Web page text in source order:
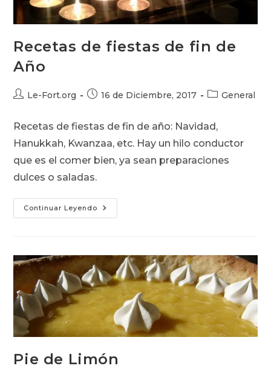
Recetas de fiestas de fin de
Año
Autor
entrada:
Le-Fort.org
Publicación
entrada:
16 de Diciembre, 2017
Categoría
entrada:
General
Recetas de fiestas de fin de año: Navidad,
Hanukkah, Kwanzaa, etc. Hay un hilo conductor
que es el comer bien, ya sean preparaciones
dulces o saladas.
Continuar Leyendo Recetas
De
Año
Pie de Limón